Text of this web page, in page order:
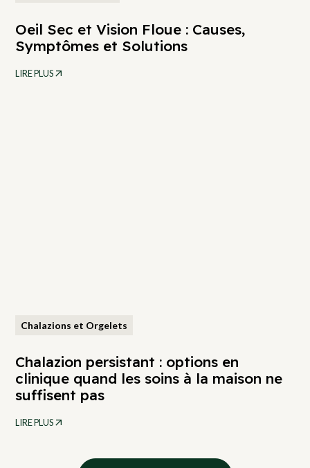
Oeil Sec et Vision Floue : Causes,
Symptômes et Solutions
LIRE PLUS
Chalazions et Orgelets
Chalazion persistant : options en
clinique quand les soins à la maison ne
suffisent pas
LIRE PLUS